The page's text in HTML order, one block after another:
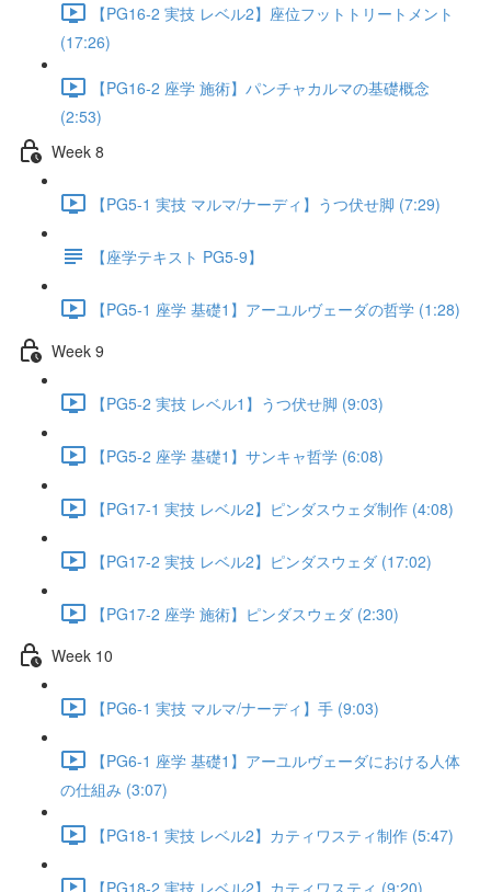
【PG16-2 実技 レベル2】座位フットトリートメント
(17:26)
【PG16-2 座学 施術】パンチャカルマの基礎概念
(2:53)
Week 8
【PG5-1 実技 マルマ/ナーディ】うつ伏せ脚 (7:29)
【座学テキスト PG5-9】
【PG5-1 座学 基礎1】アーユルヴェーダの哲学 (1:28)
Week 9
【PG5-2 実技 レベル1】うつ伏せ脚 (9:03)
【PG5-2 座学 基礎1】サンキャ哲学 (6:08)
【PG17-1 実技 レベル2】ピンダスウェダ制作 (4:08)
【PG17-2 実技 レベル2】ピンダスウェダ (17:02)
【PG17-2 座学 施術】ピンダスウェダ (2:30)
Week 10
【PG6-1 実技 マルマ/ナーディ】手 (9:03)
【PG6-1 座学 基礎1】アーユルヴェーダにおける人体
の仕組み (3:07)
【PG18-1 実技 レベル2】カティワスティ制作 (5:47)
【PG18-2 実技 レベル2】カティワスティ (9:20)